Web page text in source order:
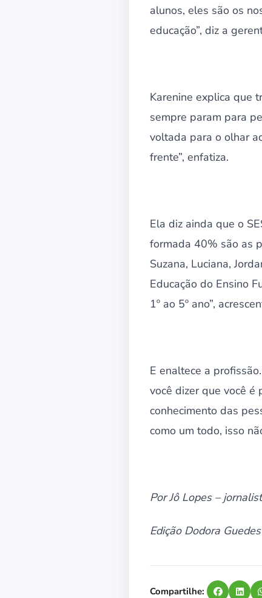
alunos, eles são os
educação”, diz a
Karenine explica que
sempre param para
voltada para o olhar
frente”, enfatiza.
Ela diz ainda que o
formada 40% são as
Suzana, Luciana,
Educação do Ensino
1º ao 5º ano”,
E enaltece a
você dizer que você é
conhecimento das
como um todo, isso
Por Jô Lopes –
Edição Dodora
Compartilhe: